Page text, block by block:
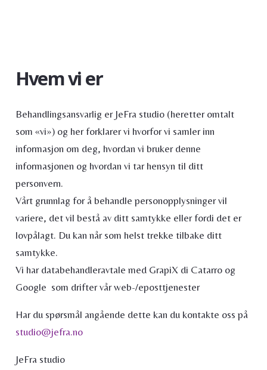
Hvem vi er
Behandlingsansvarlig er JeFra studio (heretter omtalt
som «vi») og her forklarer vi hvorfor vi samler inn
informasjon om deg, hvordan vi bruker denne
informasjonen og hvordan vi tar hensyn til ditt
personvern.
Vårt grunnlag for å behandle personopplysninger vil
variere, det vil bestå av ditt samtykke eller fordi det er
lovpålagt. Du kan når som helst trekke tilbake ditt
samtykke.
Vi har databehandleravtale med GrapiX di Catarro og
Google som drifter vår web-/eposttjenester
Har du spørsmål angående dette kan du kontakte oss på
studio@jefra.no
JeFra studio